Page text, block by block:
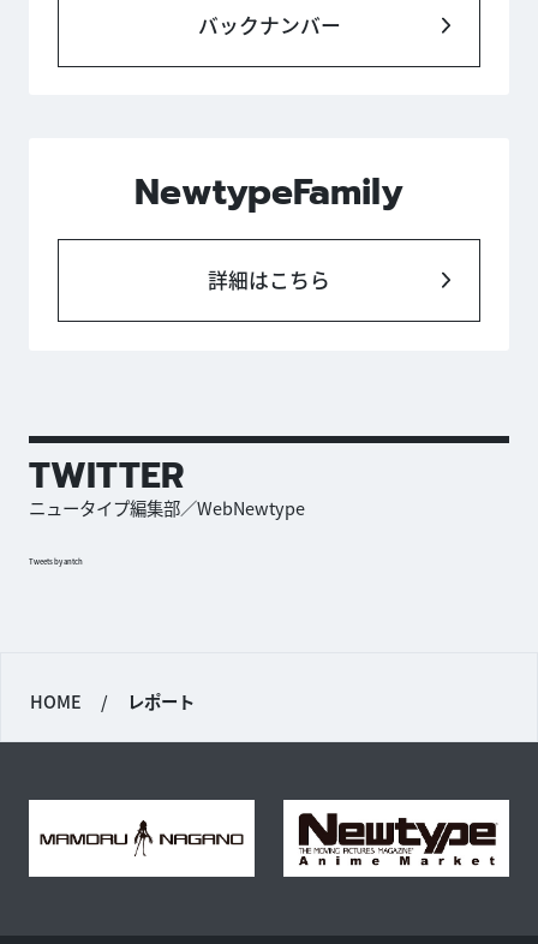
バックナンバー
NewtypeFamily
詳細はこちら
TWITTER
ニュータイプ編集部／WebNewtype
Tweets by antch
HOME / レポート